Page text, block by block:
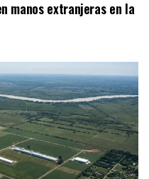
manos extranjeras en la